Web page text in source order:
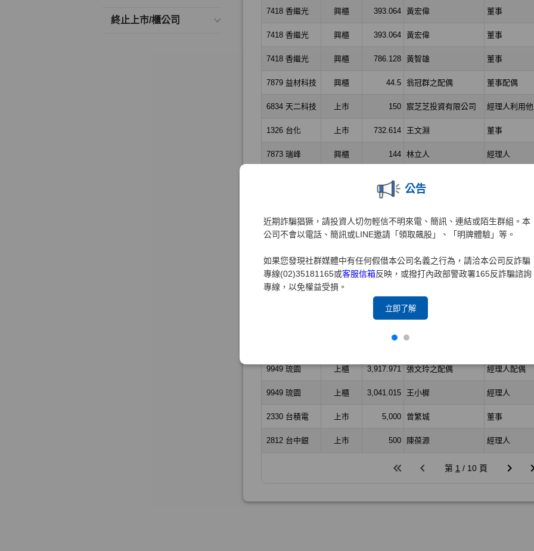
公告
近期詐騙猖獗，請投資人切勿輕信不明來電、簡訊、連結或陌生群組。本
公司不會以電話、簡訊或LINE邀請「領取飆股」、「明牌體驗」等。
如果您發現社群媒體中有任何假借本公司名義之行為，請洽本公司反詐騙
專線(02)35181165或客服信箱反映，或撥打內政部警政署165反詐騙諮詢
專線，以免權益受損。
立即了解
終止上市/櫃公司